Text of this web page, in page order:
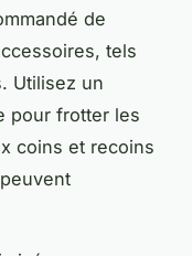
de
tels
Utilisez un
pour frotter les
coins et recoins